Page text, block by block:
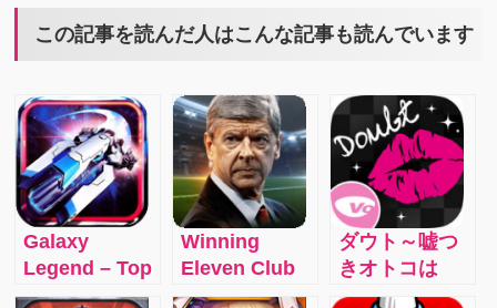
この記事を読んだ人はこんな記事も読んでいます
Galaxy
Legend – Top
1 Strategy
Winning
Eleven Club
Manager：ウ
ダウト～嘘つ
きオトコは
誰？～：ドラ